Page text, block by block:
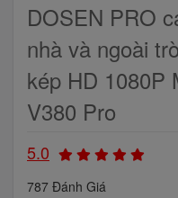
DOSEN PRO
nhà và ngoài
kép HD 1080P
V380 Pro
5.0
787 Đánh Giá